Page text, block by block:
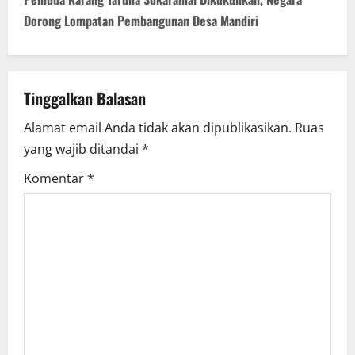
n
a
v
i
g
a
Dorong Lompatan Pembangunan Desa Mandiri
Tinggalkan Balasan
Alamat email Anda tidak akan dipublikasikan. Ruas
yang wajib ditandai *
Komentar*